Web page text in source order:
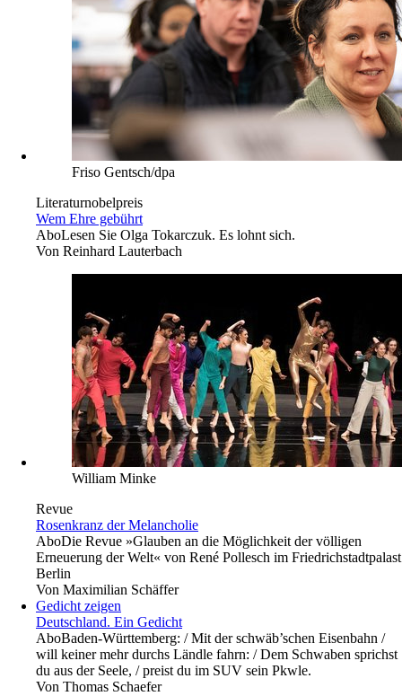
Friso Gentsch/dpa
Literaturnobelpreis
Wem Ehre gebührt
AboLesen Sie Olga Tokarczuk. Es lohnt sich.
Von Reinhard Lauterbach
William Minke
Revue
Rosenkranz der Melancholie
AboDie Revue »Glauben an die Möglichkeit der völligen
Erneuerung der Welt« von René Pollesch im Friedrichstadtpalast
Berlin
Von Maximilian Schäffer
Gedicht zeigen
Deutschland. Ein Gedicht
AboBaden-Württemberg: / Mit der schwäb’schen Eisenbahn /
will keiner mehr durchs Ländle fahrn: / Dem Schwaben sprichst
du aus der Seele, / preist du im SUV sein Pkwle.
Von Thomas Schaefer